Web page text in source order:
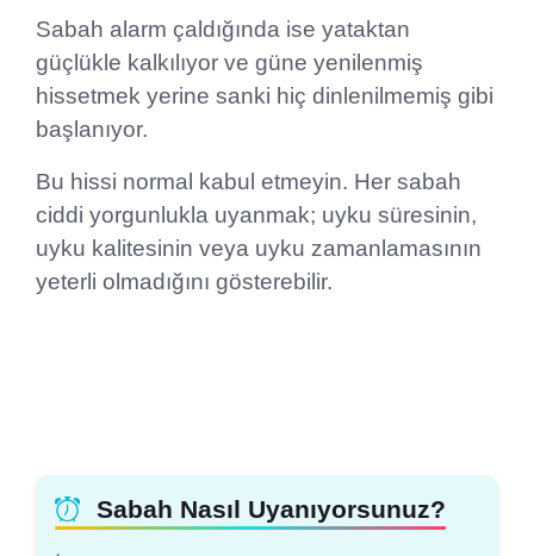
Sabah alarm çaldığında ise yataktan
güçlükle kalkılıyor ve güne yenilenmiş
hissetmek yerine sanki hiç dinlenilmemiş gibi
başlanıyor.
Bu hissi normal kabul etmeyin. Her sabah
ciddi yorgunlukla uyanmak; uyku süresinin,
uyku kalitesinin veya uyku zamanlamasının
yeterli olmadığını gösterebilir.
Sabah Nasıl Uyanıyorsunuz?